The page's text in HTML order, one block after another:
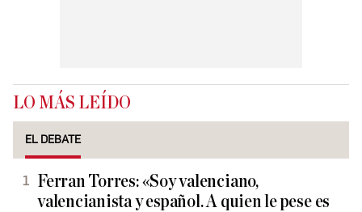
LO MÁS LEÍDO
EL DEBATE
Ferran Torres: «Soy valenciano,
valencianista y español. A quien le pese es